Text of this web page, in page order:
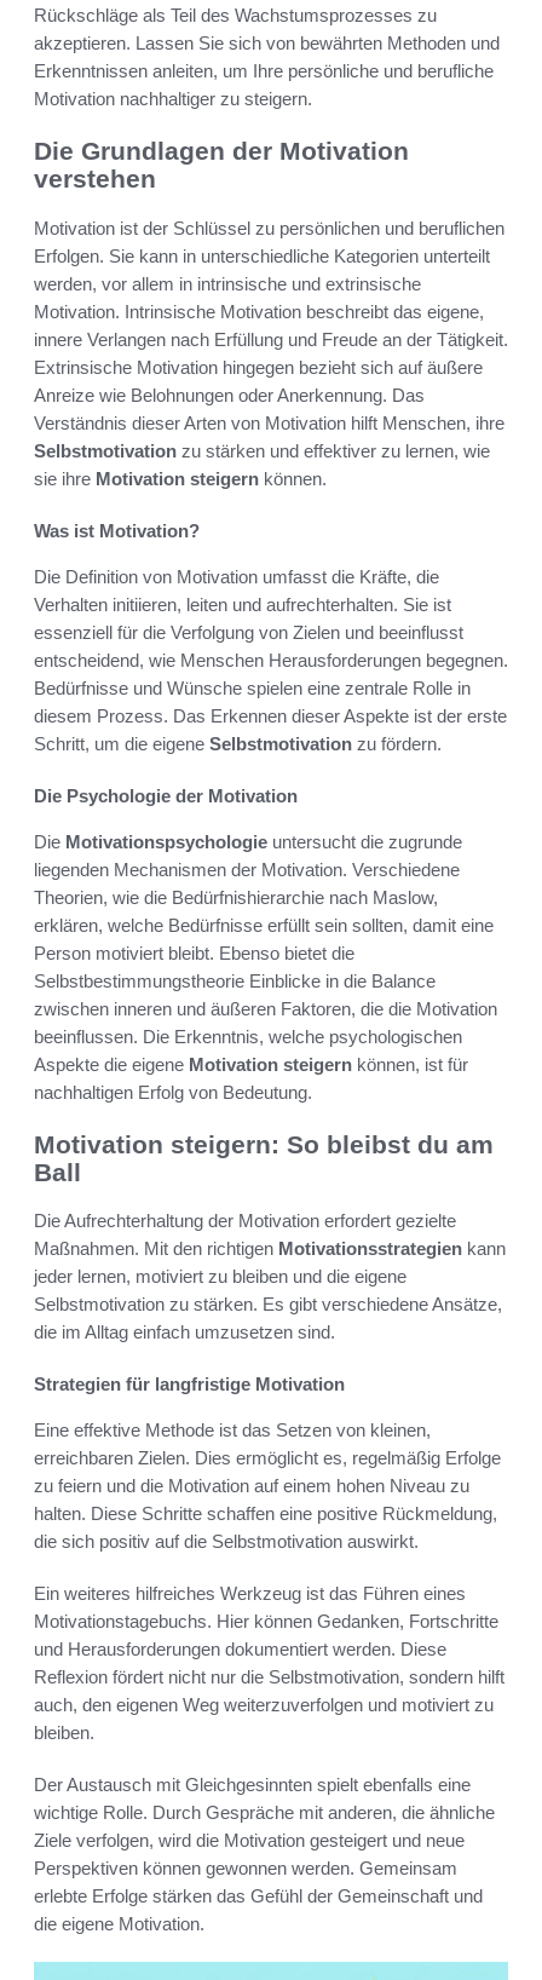
Rückschläge als Teil des Wachstumsprozesses zu
akzeptieren. Lassen Sie sich von bewährten Methoden und
Erkenntnissen anleiten, um Ihre persönliche und berufliche
Motivation nachhaltiger zu steigern.
Die Grundlagen der Motivation
verstehen
Motivation ist der Schlüssel zu persönlichen und beruflichen
Erfolgen. Sie kann in unterschiedliche Kategorien unterteilt
werden, vor allem in intrinsische und extrinsische
Motivation. Intrinsische Motivation beschreibt das eigene,
innere Verlangen nach Erfüllung und Freude an der Tätigkeit.
Extrinsische Motivation hingegen bezieht sich auf äußere
Anreize wie Belohnungen oder Anerkennung. Das
Verständnis dieser Arten von Motivation hilft Menschen, ihre
Selbstmotivation zu stärken und effektiver zu lernen, wie
sie ihre Motivation steigern können.
Was ist Motivation?
Die Definition von Motivation umfasst die Kräfte, die
Verhalten initiieren, leiten und aufrechterhalten. Sie ist
essenziell für die Verfolgung von Zielen und beeinflusst
entscheidend, wie Menschen Herausforderungen begegnen.
Bedürfnisse und Wünsche spielen eine zentrale Rolle in
diesem Prozess. Das Erkennen dieser Aspekte ist der erste
Schritt, um die eigene Selbstmotivation zu fördern.
Die Psychologie der Motivation
Die Motivationspsychologie untersucht die zugrunde
liegenden Mechanismen der Motivation. Verschiedene
Theorien, wie die Bedürfnishierarchie nach Maslow,
erklären, welche Bedürfnisse erfüllt sein sollten, damit eine
Person motiviert bleibt. Ebenso bietet die
Selbstbestimmungstheorie Einblicke in die Balance
zwischen inneren und äußeren Faktoren, die die Motivation
beeinflussen. Die Erkenntnis, welche psychologischen
Aspekte die eigene Motivation steigern können, ist für
nachhaltigen Erfolg von Bedeutung.
Motivation steigern: So bleibst du am
Ball
Die Aufrechterhaltung der Motivation erfordert gezielte
Maßnahmen. Mit den richtigen Motivationsstrategien kann
jeder lernen, motiviert zu bleiben und die eigene
Selbstmotivation zu stärken. Es gibt verschiedene Ansätze,
die im Alltag einfach umzusetzen sind.
Strategien für langfristige Motivation
Eine effektive Methode ist das Setzen von kleinen,
erreichbaren Zielen. Dies ermöglicht es, regelmäßig Erfolge
zu feiern und die Motivation auf einem hohen Niveau zu
halten. Diese Schritte schaffen eine positive Rückmeldung,
die sich positiv auf die Selbstmotivation auswirkt.
Ein weiteres hilfreiches Werkzeug ist das Führen eines
Motivationstagebuchs. Hier können Gedanken, Fortschritte
und Herausforderungen dokumentiert werden. Diese
Reflexion fördert nicht nur die Selbstmotivation, sondern hilft
auch, den eigenen Weg weiterzuverfolgen und motiviert zu
bleiben.
Der Austausch mit Gleichgesinnten spielt ebenfalls eine
wichtige Rolle. Durch Gespräche mit anderen, die ähnliche
Ziele verfolgen, wird die Motivation gesteigert und neue
Perspektiven können gewonnen werden. Gemeinsam
erlebte Erfolge stärken das Gefühl der Gemeinschaft und
die eigene Motivation.